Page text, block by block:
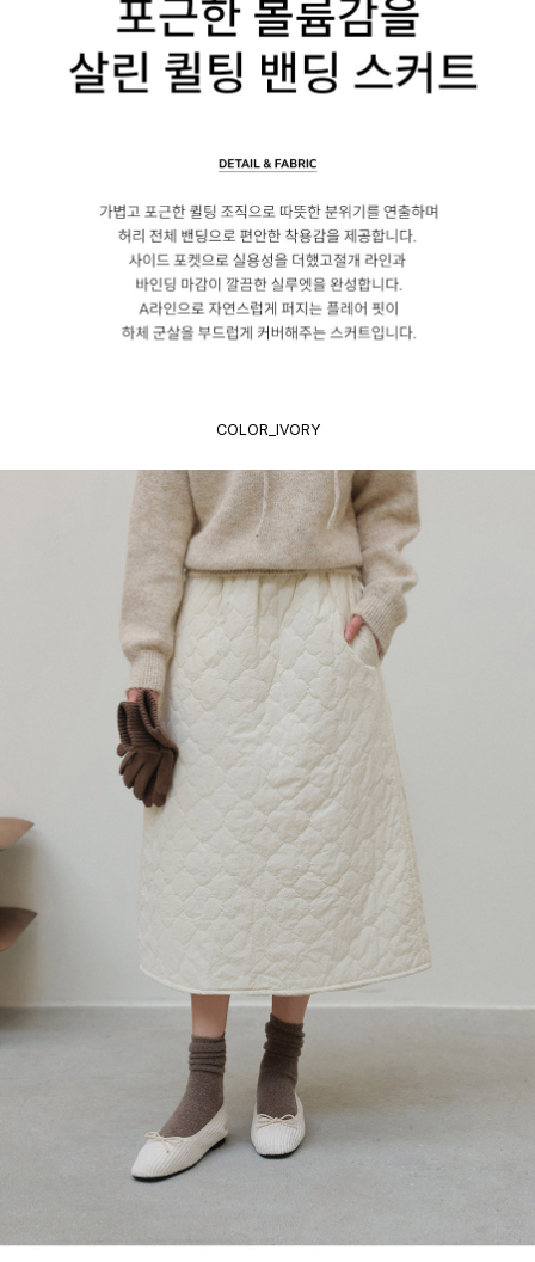
COLOR_IVORY